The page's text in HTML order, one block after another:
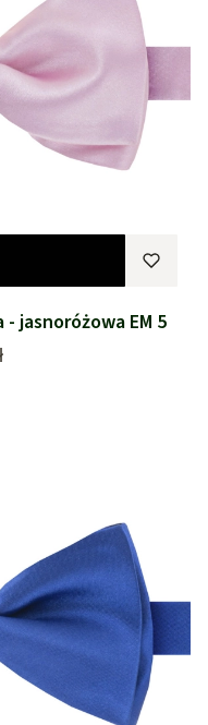
jasnoróżowa EM 5